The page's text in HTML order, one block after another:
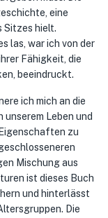
eine
Sitzes hielt.
las, war ich von der
Fähigkeit, die
beeindruckt.
ich mich an die
unserem Leben und
zu
Mischung aus
ist dieses Buch
und hinterlässt
Die